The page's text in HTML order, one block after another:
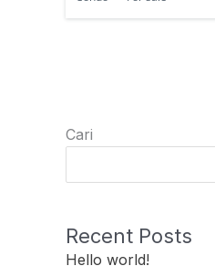
Cari
Recent Posts
Hello world!